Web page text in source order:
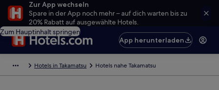
Zur App wechseln
Spare in der App noch mehr – auf dich warten bis zu
20% Rabatt auf ausgewählte Hotels.
Zum Hauptinhalt springen
App herunterladen
Hotels in Takamatsu Hotels nahe Takamatsu